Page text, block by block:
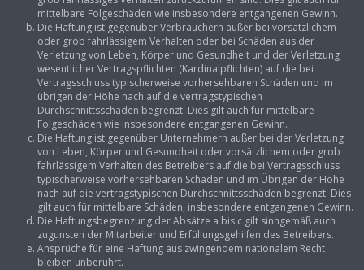
mittelbare Folgeschäden wie insbesondere entgangenen Gewinn.
Die Haftung ist gegenüber Verbrauchern außer bei vorsätzlichem
oder grob fahrlässigem Verhalten oder bei Schäden aus der
Verletzung von Leben, Körper und Gesundheit und der Verletzung
wesentlicher Vertragspflichten (Kardinalpflichten) auf die bei
Vertragsschluss typischerweise vorhersehbaren Schäden und im
übrigen der Höhe nach auf die vertragstypischen
Durchschnittsschäden begrenzt. Dies gilt auch für mittelbare
Folgeschäden wie insbesondere entgangenen Gewinn.
Die Haftung ist gegenüber Unternehmern außer bei der Verletzung
von Leben, Körper und Gesundheit oder vorsätzlichem oder grob
fahrlässigem Verhalten des Betreibers auf die bei Vertragsschluss
typischerweise vorhersehbaren Schäden und im Übrigen der Höhe
nach auf die vertragstypischen Durchschnittsschäden begrenzt. Dies
gilt auch für mittelbare Schäden, insbesondere entgangenen Gewinn.
Die Haftungsbegrenzung der Absätze a bis c gilt sinngemäß auch
zugunsten der Mitarbeiter und Erfüllungsgehilfen des Betreibers.
Ansprüche für eine Haftung aus zwingendem nationalem Recht
bleiben unberührt.